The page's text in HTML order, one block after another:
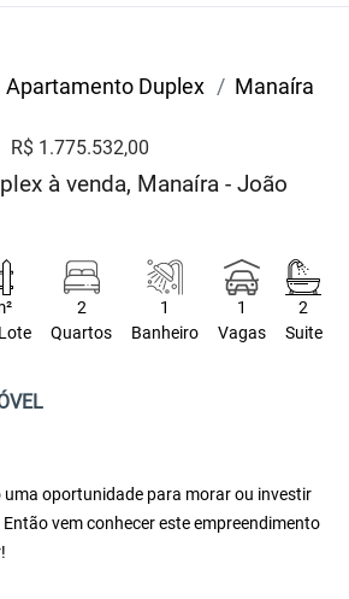
Apartamento Duplex Manaíra
R$ 1.775.532,00
à venda, Manaíra - João
2
Quartos
1
Banheiro
1
Vagas
2
Suite
oportunidade para morar ou investir
vem conhecer este empreendimento